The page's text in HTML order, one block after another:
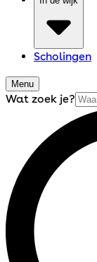
Scholingen
Menu
Wat zoek je?